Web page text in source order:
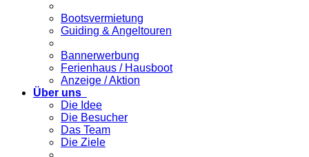
Bootsvermietung
Guiding & Angeltouren
Bannerwerbung
Ferienhaus / Hausboot
Anzeige / Aktion
Über uns
Die Idee
Die Besucher
Das Team
Die Ziele